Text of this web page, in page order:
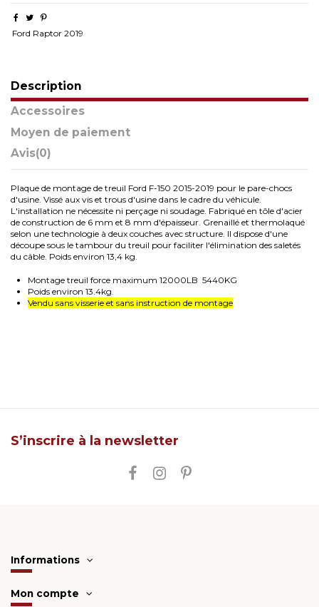
Ford Raptor 2019
Description
Accessoires
Moyen de paiement
Avis(0)
Plaque de montage de treuil Ford F-150 2015-2019 pour le pare-chocs
d'usine. Vissé aux vis et trous d'usine dans le cadre du véhicule.
L'installation ne nécessite ni perçage ni soudage. Fabriqué en tôle d'acier
de construction de 6 mm et 8 mm d'épaisseur. Grenaillé et thermolaqué
selon une technologie à deux couches avec structure. Il dispose d'une
découpe sous le tambour du treuil pour faciliter l'élimination des saletés
du câble. Poids environ 13,4 kg.
Montage treuil force maximum 12000LB 5440KG
Poids environ 13.4kg.
Vendu sans visserie et sans instruction de montage
S’inscrire à la newsletter
Informations
Mon compte